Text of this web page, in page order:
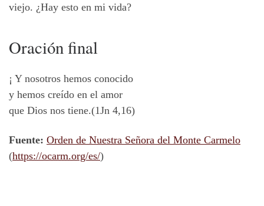
viejo. ¿Hay esto en mi vida?
Oración final
¡ Y nosotros hemos conocido
y hemos creído en el amor
que Dios nos tiene.(1Jn 4,16)
Fuente: Orden de Nuestra Señora del Monte Carmelo
(https://ocarm.org/es/)